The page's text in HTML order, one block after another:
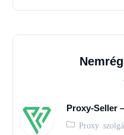
Proxy-Seller
Proxy